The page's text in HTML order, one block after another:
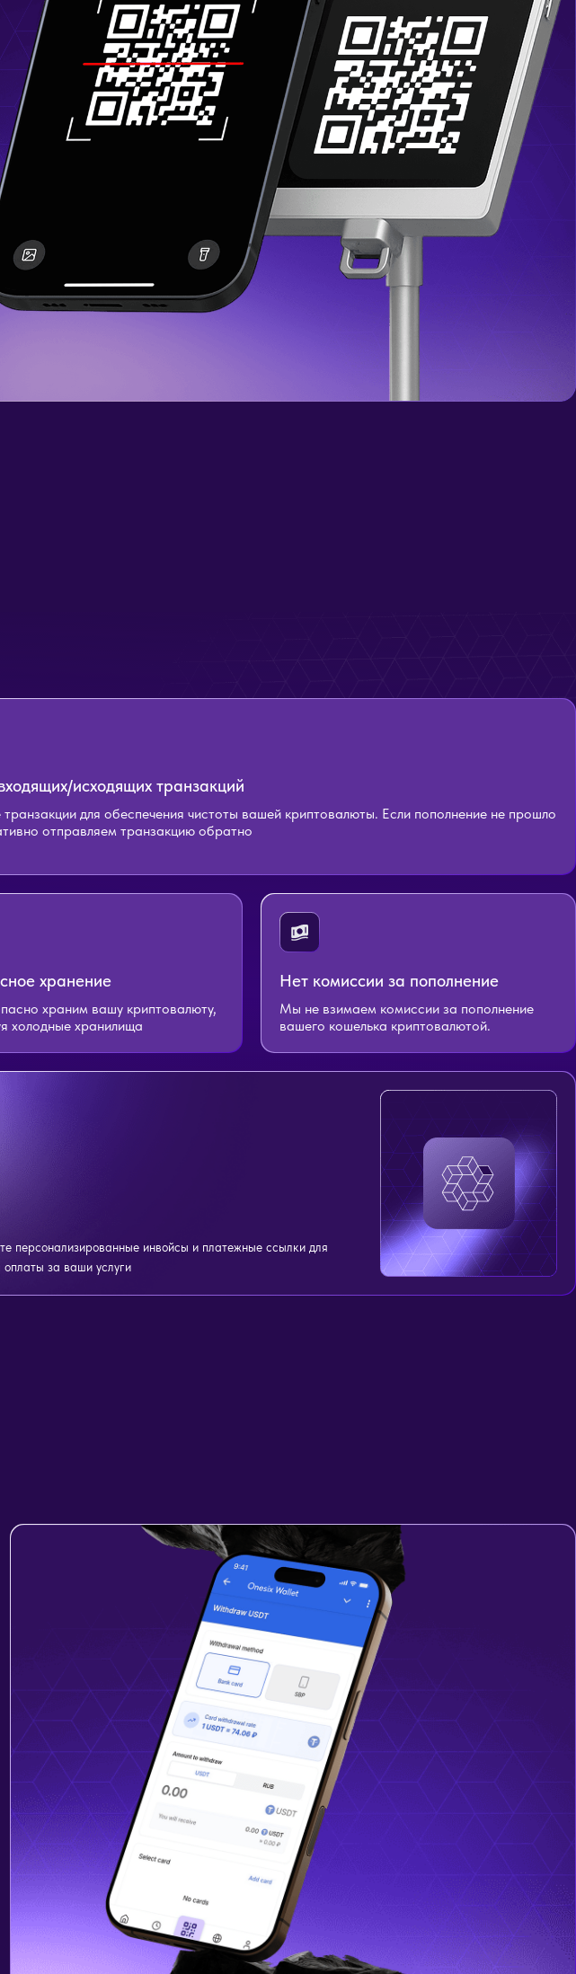
исходящих транзакций
для обеспечения чистоты вашей криптовалюты. Если пополнение не прошло
отправляем транзакцию обратно
хранение
храним вашу криптовалюту,
холодные хранилища
Нет комиссии за пополнение
Мы не взимаем комиссии за пополнение
вашего кошелька криптовалютой.
персонализированные инвойсы и платежные ссылки для
оплаты за ваши услуги